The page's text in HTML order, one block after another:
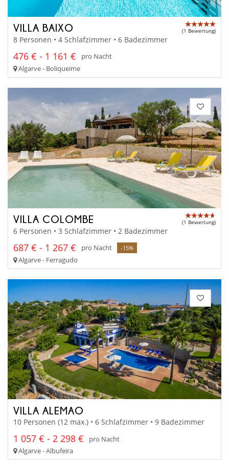
VILLA BAIXO (1 Bewertung)
8 Personen • 4 Schlafzimmer • 6 Badezimmer
476 € - 1 161 €
pro Nacht
Algarve - Boliqueime
VILLA COLOMBE (1 Bewertung)
6 Personen • 3 Schlafzimmer • 2 Badezimmer
687 € - 1 267 € pro Nacht -15%
Algarve - Ferragudo
VILLA ALEMAO
10 Personen (12 max.) • 6 Schlafzimmer • 9 Badezimmer
1 057 € - 2 298 €
pro Nacht
Algarve - Albufeira